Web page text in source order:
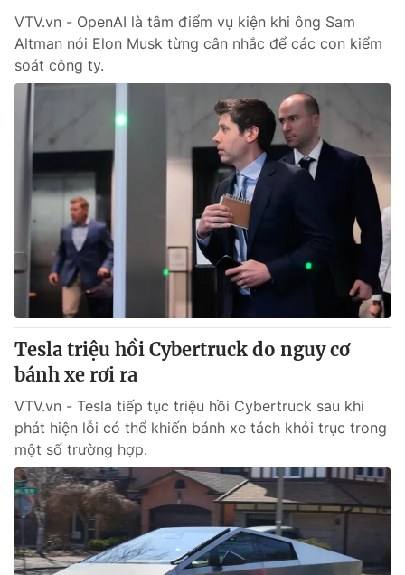
Photo Infographic
Video Shorts video
VTV Money VTV Thể thao
VTV Sức khoẻ Bất động sản
Thị trường 24h Tấm lòng Việt
VTV4
VTV9
Liên hệ tòa soạn English
THỜI BÁO VTV
Theo dõi báo trên
VTV.vn - OpenAI là tâm điểm vụ kiện khi ông Sam
Altman nói Elon Musk từng cân nhắc để các con kiểm
soát công ty.
Tesla triệu hồi Cybertruck do nguy cơ
bánh xe rơi ra
VTV.vn - Tesla tiếp tục triệu hồi Cybertruck sau khi
phát hiện lỗi có thể khiến bánh xe tách khỏi trục trong
một số trường hợp.